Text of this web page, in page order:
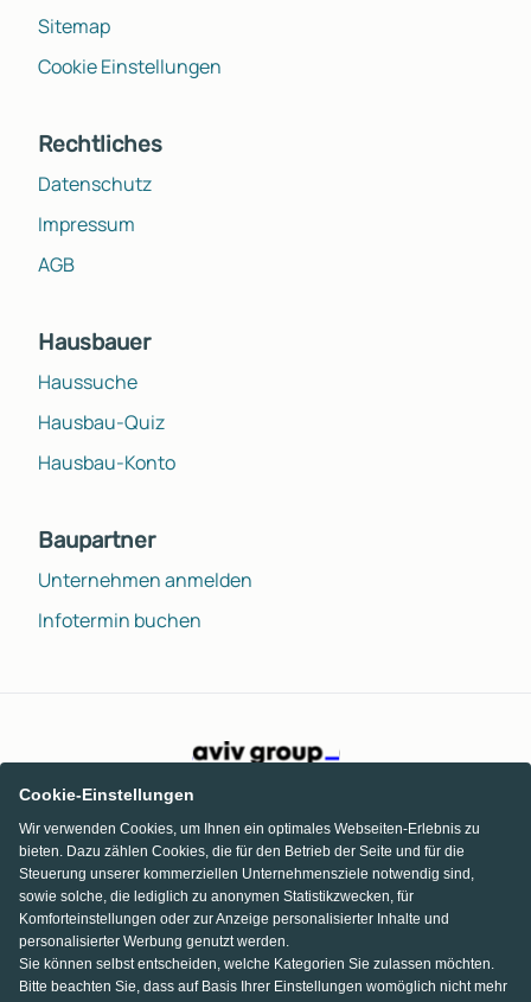
Sitemap
Cookie Einstellungen
Rechtliches
Datenschutz
Impressum
AGB
Hausbauer
Haussuche
Hausbau-Quiz
Hausbau-Konto
Baupartner
Unternehmen anmelden
Infotermin buchen
Cookie-Einstellungen
Wir verwenden Cookies, um Ihnen ein optimales Webseiten-Erlebnis zu
bieten. Dazu zählen Cookies, die für den Betrieb der Seite und für die
Steuerung unserer kommerziellen Unternehmensziele notwendig sind,
sowie solche, die lediglich zu anonymen Statistikzwecken, für
Komforteinstellungen oder zur Anzeige personalisierter Inhalte und
personalisierter Werbung genutzt werden.
Sie können selbst entscheiden, welche Kategorien Sie zulassen möchten.
Bitte beachten Sie, dass auf Basis Ihrer Einstellungen womöglich nicht mehr